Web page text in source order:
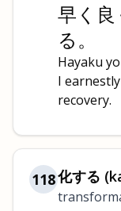
早く
る。
Hayaku
I
recovery.
118化する